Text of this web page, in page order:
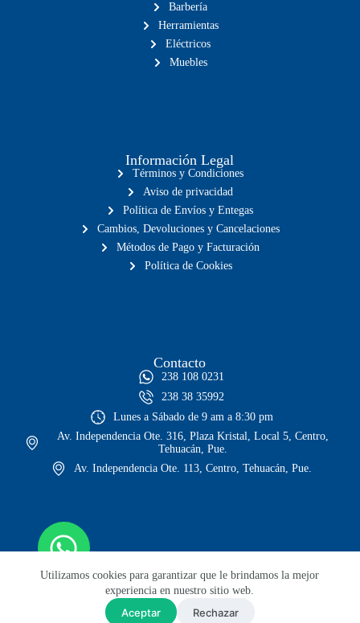
Utilizamos cookies para garantizar que le brindamos la mejor
experiencia en nuestro sitio web.
Aceptar Rechazar
Barbería
Herramientas
Eléctricos
Muebles
Información Legal
Términos y Condiciones
Aviso de privacidad
Política de Envíos y Entegas
Cambios, Devoluciones y Cancelaciones
Métodos de Pago y Facturación
Política de Cookies
Contacto
238 108 0231
238 38 35992
Lunes a Sábado de 9 am a 8:30 pm
Av. Independencia Ote. 316, Plaza Kristal, Local 5, Centro,
Tehuacán, Pue.
Av. Independencia Ote. 113, Centro, Tehuacán, Pue.
© Todos los derechos reservados